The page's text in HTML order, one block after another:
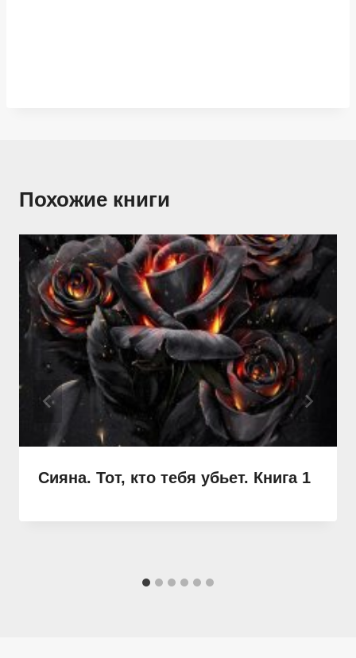
Похожие книги
Сияна. Тот, кто тебя убьет. Книга 1